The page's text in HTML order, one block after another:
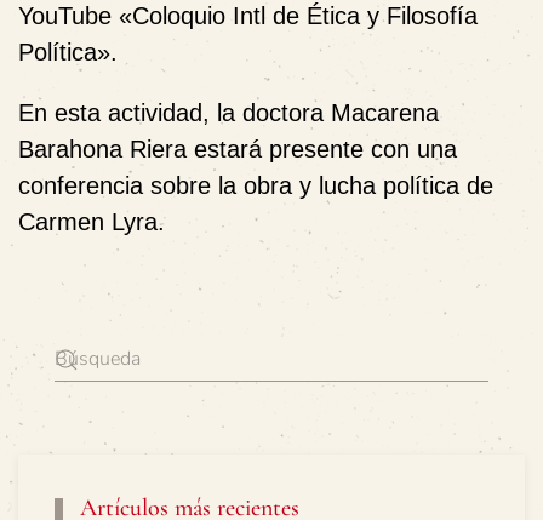
YouTube «Coloquio Intl de Ética y Filosofía
Política».
En esta actividad, la doctora Macarena
Barahona Riera estará presente con una
conferencia sobre la obra y lucha política de
Carmen Lyra.
Artículos más recientes